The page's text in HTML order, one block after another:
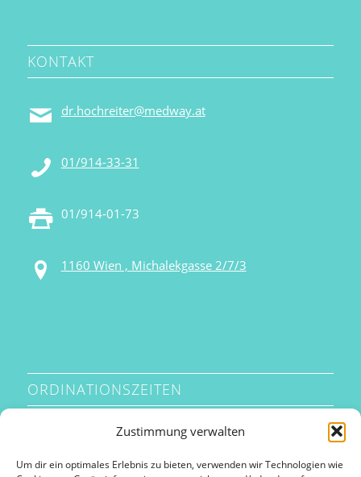
Zustimmung verwalten
Um dir ein optimales Erlebnis zu bieten, verwenden wir Technologien wie
KONTAKT
dr.hochreiter@medway.at
01/914-33-31
01/914-01-73
1160 Wien , Michalekgasse 2/7/3
ORDINATIONSZEITEN
07:15 – 13:30
Dienstag 13:00 – 18:30